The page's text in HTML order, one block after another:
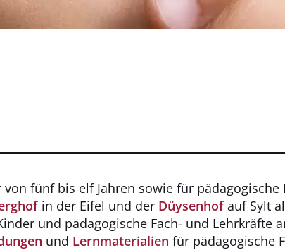
fünf bis elf Jahren sowie für pädagogische
in der Eifel und der Düysenhofauf Sylt
und pädagogische Fach- und Lehrkräfte
und Lernmaterialien für pädagogische